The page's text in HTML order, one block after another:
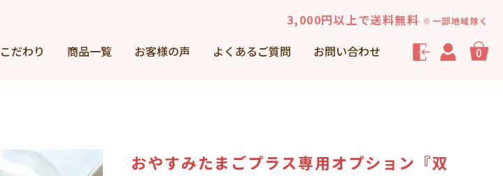
3,000円以上で送料無料 ※一部地域除く
こだわり 商品一覧 お客様の声 よくあるご質問 お問い合わせ 0
おやすみたまごプラス専用オプション『双